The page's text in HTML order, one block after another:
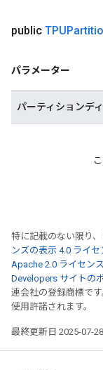
public
パラメーター
パーティションデ
特に記載のない限り
ンズの表示 4.0 ライセ
Apache 2.0 ライセンス
Developers サイトの
連会社の登録商標で
使用許諾されます。
最終更新日 2025-07-28